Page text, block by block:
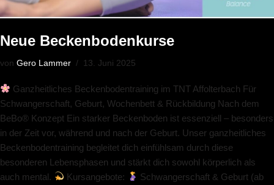
Neue Beckenbodenkurse
von Gero Lammer 13. Juni 2025
Ganzheitliches Beckenbodentraining im TNT Affolterbach Für
Schwangerschaft, Geburt, Wochenbett & Rückbildung Nach dem
BeBo® Konzept Ein starker Beckenboden ist essenziell – besonders
in der Zeit vor, während und nach der Geburt. Unser ganzheitliches
Beckenbodentraining begleitet dich einfühlsam durch diese
besonderen Lebensphasen und stärkt dich sowohl körperlich als
auch mental.
Kursangebote:
Schwangerschaft & Geburt (ab